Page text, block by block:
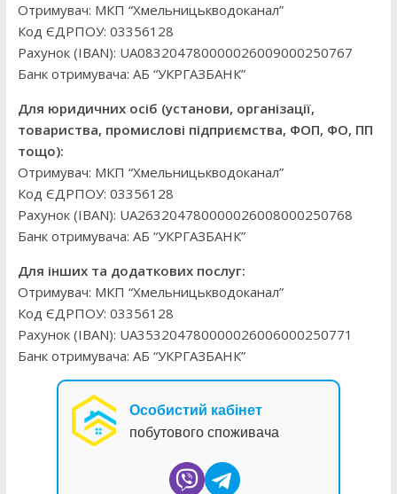
Отримувач: МКП “Хмельницькводоканал”
Код ЄДРПОУ: 03356128
Рахунок (IBAN): UA083204780000026009000250767
Банк отримувача: АБ “УКРГАЗБАНК”
Для юридичних осіб (установи, організації,
товариства, промислові підприємства, ФОП, ФО, ПП
тощо):
Отримувач: МКП “Хмельницькводоканал”
Код ЄДРПОУ: 03356128
Рахунок (IBAN): UA263204780000026008000250768
Банк отримувача: АБ “УКРГАЗБАНК”
Для інших та додаткових послуг:
Отримувач: МКП “Хмельницькводоканал”
Код ЄДРПОУ: 03356128
Рахунок (IBAN): UA353204780000026006000250771
Банк отримувача: АБ “УКРГАЗБАНК”
Особистий кабінет
побутового споживача